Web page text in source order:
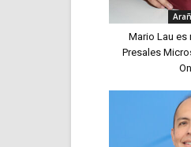
Mario Lau es
Presales